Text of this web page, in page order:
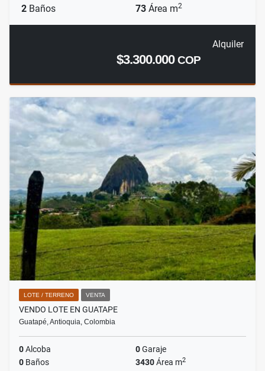
2 Baños 73 Área m2
Alquiler
$3.300.000COP
LOTE / TERRENO VENTA
VENDO LOTE EN GUATAPE
Guatapé, Antioquia, Colombia
0Alcoba 0Garaje
0 Baños 3430Área m2